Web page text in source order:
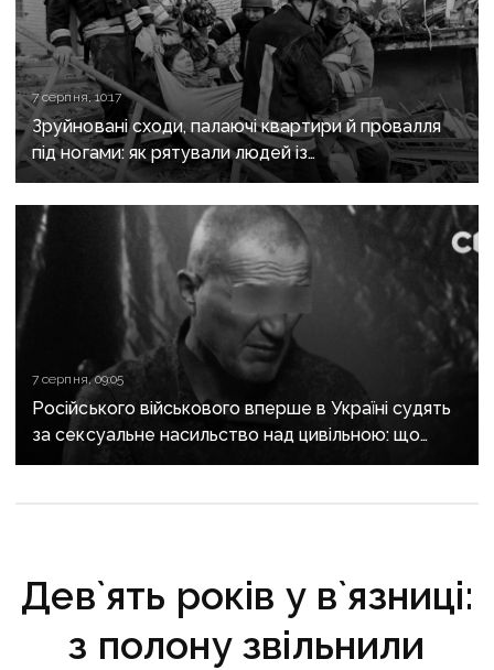
7 серпня, 10:17
Зруйновані сходи, палаючі квартири й провалля
під ногами: як рятували людей із
багатоповерхівки в Краматорську
7 серпня, 09:05
Російського військового вперше в Україні судять
за сексуальне насильство над цивільною: що
відомо про справу
Дев`ять років у в`язниці:
з полону звільнили